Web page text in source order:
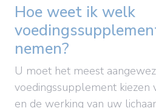
Hoe weet ik welk
nemen?
U moet het meest
voedingssupplement
en de werking van uw